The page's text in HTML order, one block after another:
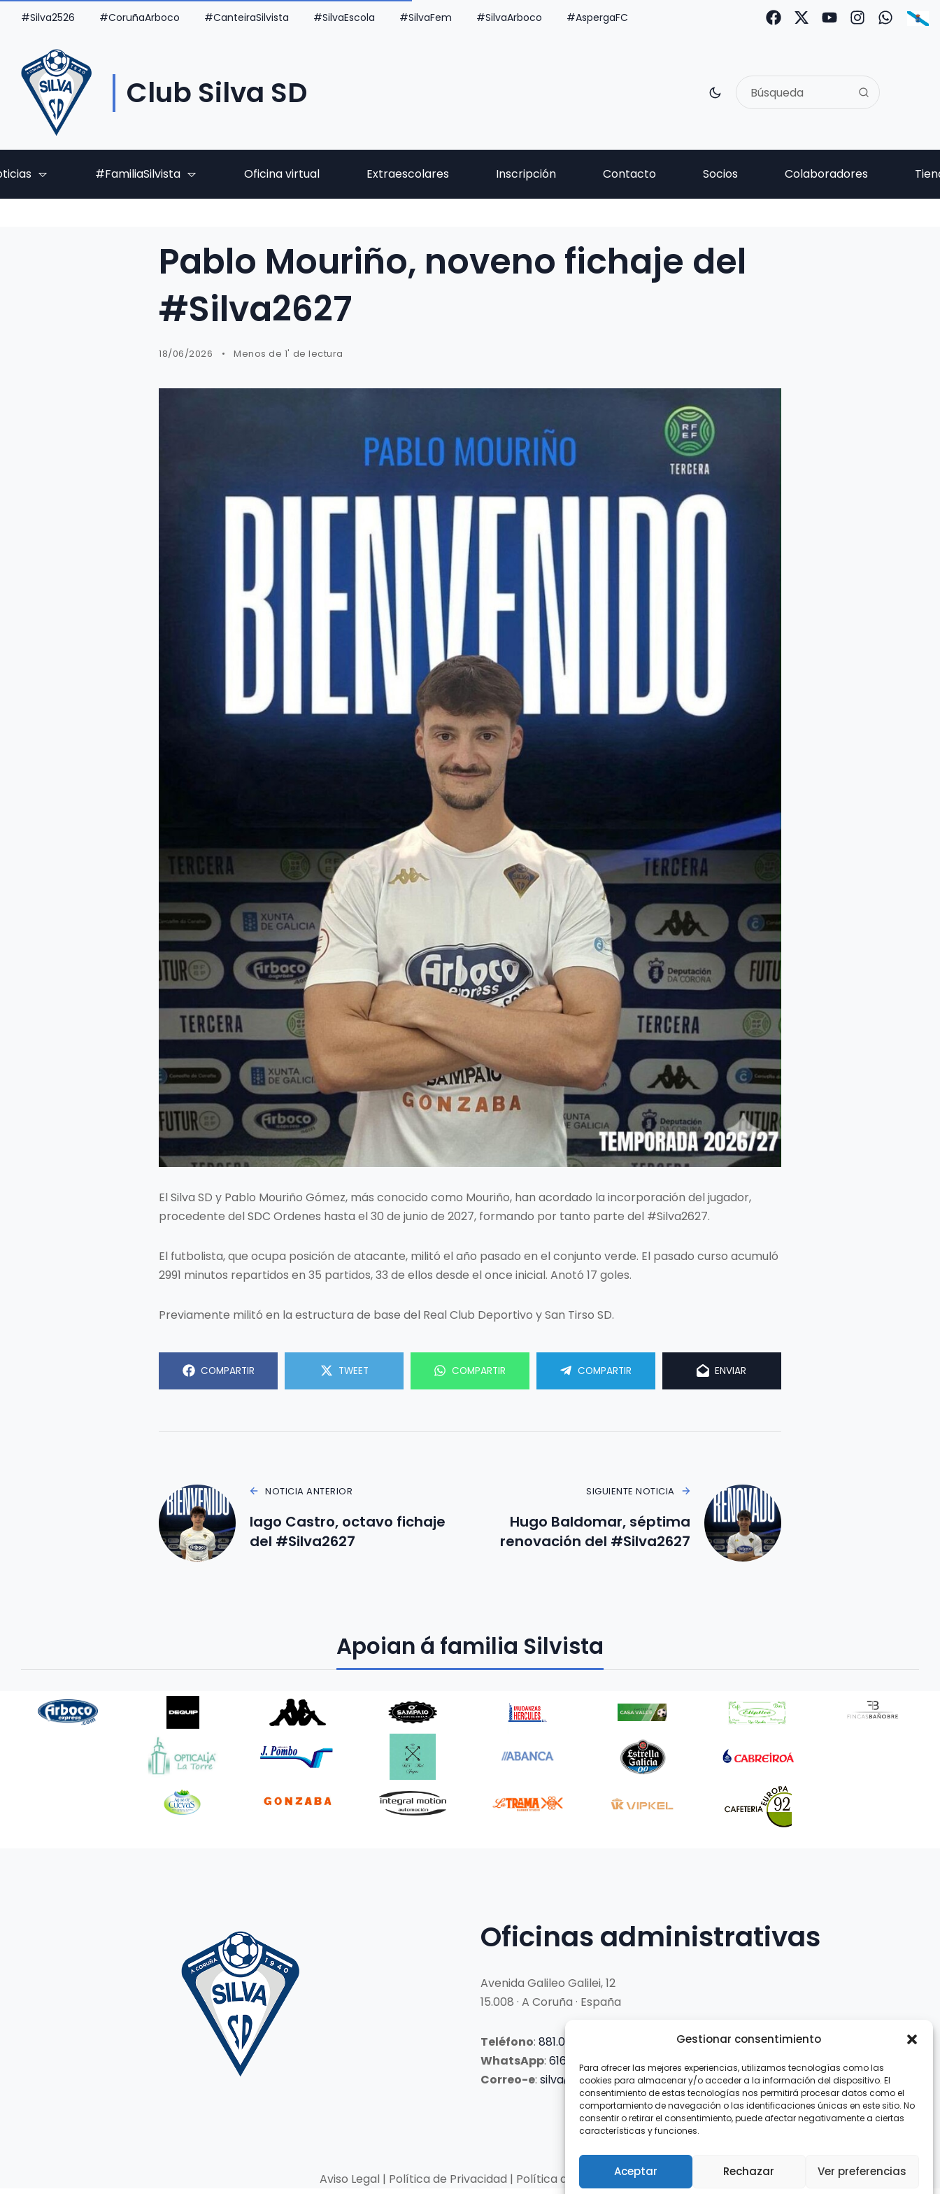
Gestionar consentimiento
Para ofrecer las mejores experiencias, utilizamos tecnologías como las
cookies para almacenar y/o acceder a la información del dispositivo. El
consentimiento de estas tecnologías nos permitirá procesar datos como el
comportamiento de navegación o las identificaciones únicas en este sitio. No
consentir o retirar el consentimiento, puede afectar negativamente a ciertas
características y funciones.
Aceptar Rechazar Ver preferencias
#Silva2526 #CoruñaArboco #CanteiraSilvista #SilvaEscola #SilvaFem #SilvaArboco #AspergaFC
Club Silva SD
#FamiliaSilvista Oficina virtual Extraescolares Inscripción Contacto Socios Colaboradores
Pablo Mouriño, noveno fichaje del
#Silva2627
18/06/2026 Menos de 1' de lectura
El Silva SD y Pablo Mouriño Gómez, más conocido como Mouriño, han acordado la incorporación del jugador,
procedente del SDC Ordenes hasta el 30 de junio de 2027, formando por tanto parte del #Silva2627.
El futbolista, que ocupa posición de atacante, militó el año pasado en el conjunto verde. El pasado curso acumuló
2991 minutos repartidos en 35 partidos, 33 de ellos desde el once inicial. Anotó 17 goles.
Previamente militó en la estructura de base del Real Club Deportivo y San Tirso SD.
COMPARTIR TWEET COMPARTIR COMPARTIR ENVIAR
NOTICIA ANTERIOR
Iago Castro, octavo fichaje
del #Silva2627
SIGUIENTE NOTICIA
Hugo Baldomar, séptima
renovación del #Silva2627
Apoian á familia Silvista
Oficinas administrativas
Avenida Galileo Galilei, 12
15.008 · A Coruña · España
Teléfono: 881.069.303
WhatsApp: 616.897.466
Correo-e: silva@clubsilva.com
Aviso Legal | Política de Privacidad | Política de Cookies